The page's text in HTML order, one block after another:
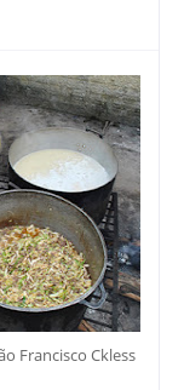
Francisco Ckless